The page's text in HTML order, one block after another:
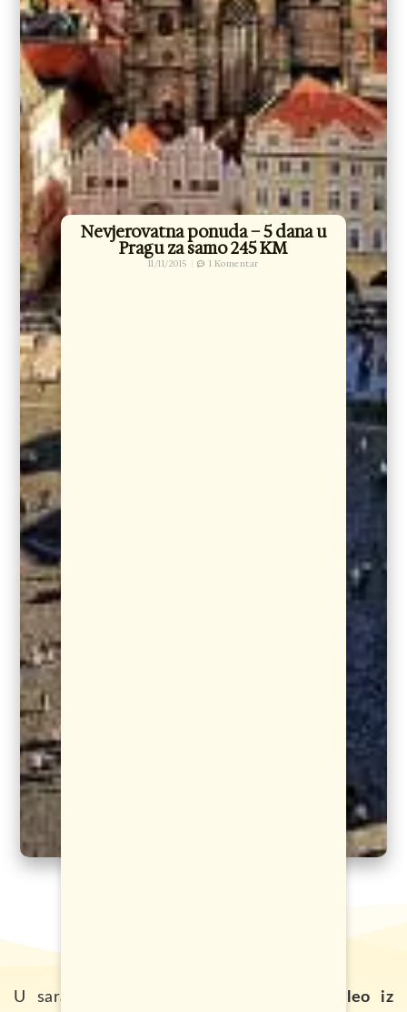
Nevjerovatna ponuda – 5 dana u
Pragu za samo 245 KM
11/11/2015 1 Komentar
U saradnji sa turističkom agencijom
Galileo iz